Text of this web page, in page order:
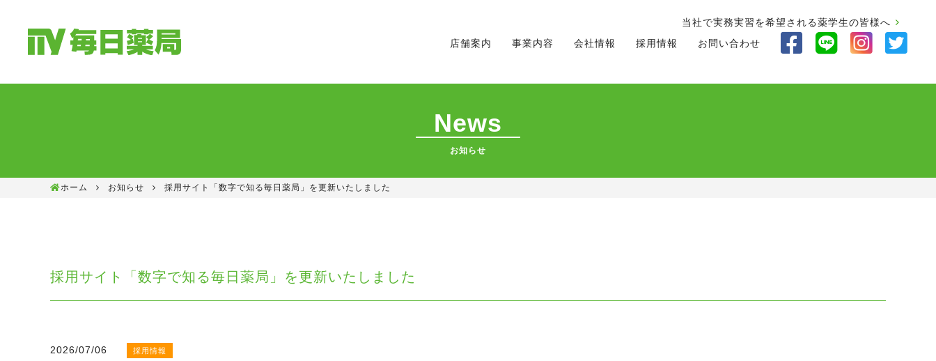
当社で実務実習を希望される薬学生の皆様へ
店舗案内
事業内容 会社情報 採用情報 お問い合わせ
News
お知らせ
ホーム お知らせ 採用サイト「数字で知る毎日薬局」を更新いたしました
採用サイト「数字で知る毎日薬局」を更新いたしました
2026/07/06 採用情報